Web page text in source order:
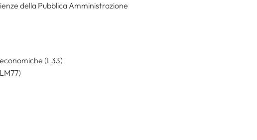
della Pubblica Amministrazione
(L33)